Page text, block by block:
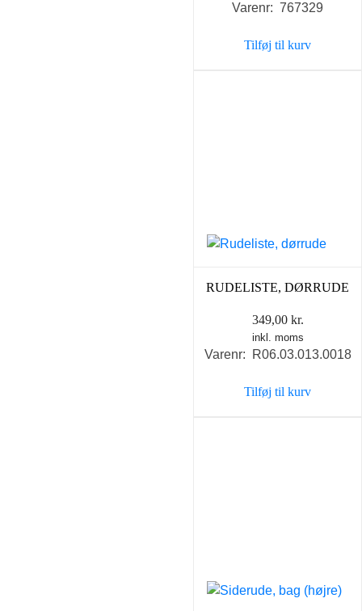
pris
299,00 kr..
Varenr: 767329
Tilføj til kurv
RUDELISTE, DØRRUDE
349,00 kr.
inkl. moms
Varenr: R06.03.013.0018
Tilføj til kurv